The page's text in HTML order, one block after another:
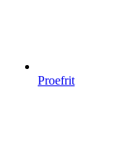
Proefrit